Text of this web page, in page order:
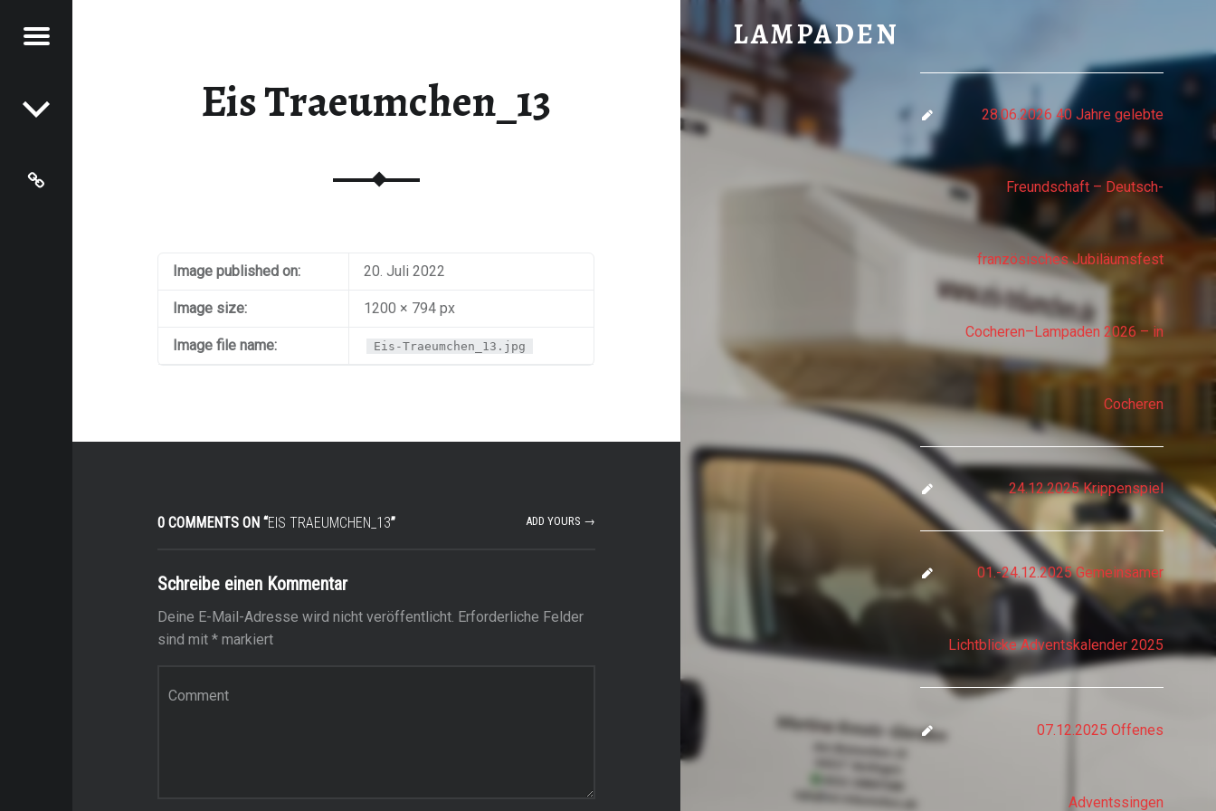
LAMPADEN
im vorderen Hochwald gelegen
Menu
28.06.2026 40 Jahre gelebte
Freundschaft – Deutsch-
französisches Jubiläumsfest
Cocheren–Lampaden 2026 – in
Cocheren
24.12.2025 Krippenspiel
01.-24.12.2025 Gemeinsamer
Lichtblicke Adventskalender 2025
07.12.2025 Offenes
Adventssingen
Eis Traeumchen_13
Image published on: 20. Juli 2022
Image size: 1200 × 794 px
Image file name: Eis-Traeumchen_13.jpg
0 COMMENTS ON “EIS TRAEUMCHEN_13” ADD YOURS →
Schreibe einen Kommentar
Deine E-Mail-Adresse wird nicht veröffentlicht. Erforderliche Felder
sind mit* markiert